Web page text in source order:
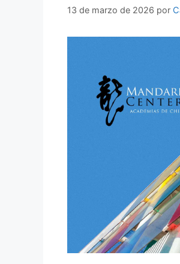
13 de marzo de 2026 por